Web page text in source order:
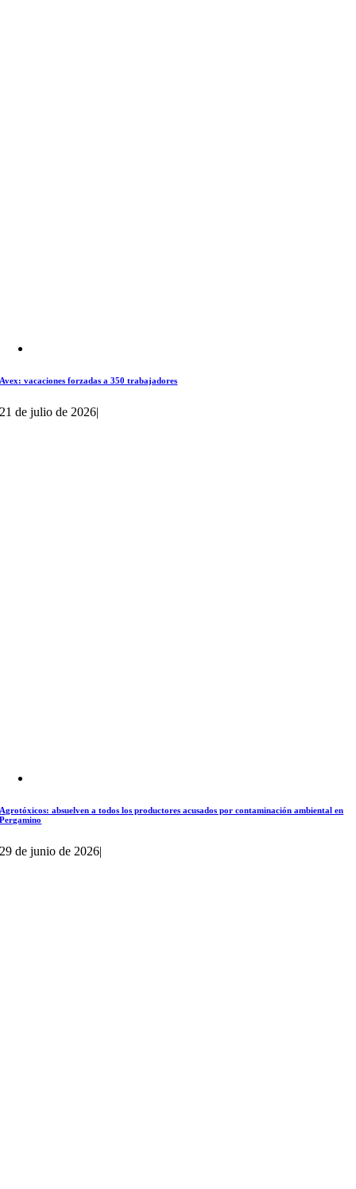
Avex: vacaciones forzadas a 350 trabajadores
21 de julio de 2026|
Agrotóxicos: absuelven a todos los productores acusados por contaminación ambiental en
Pergamino
29 de junio de 2026|